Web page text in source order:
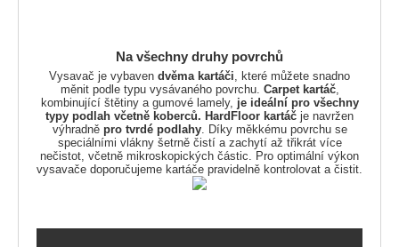
Na všechny druhy povrchů
Vysavač je vybaven dvěma kartáči, které můžete snadno
měnit podle typu vysávaného povrchu. Carpet kartáč,
kombinující štětiny a gumové lamely, je ideální pro všechny
typy podlah včetně koberců. HardFloor kartáč je navržen
výhradně pro tvrdé podlahy. Díky měkkému povrchu se
speciálními vlákny šetrně čistí a zachytí až třikrát více
nečistot, včetně mikroskopických částic. Pro optimální výkon
vysavače doporučujeme kartáče pravidelně kontrolovat a čistit.